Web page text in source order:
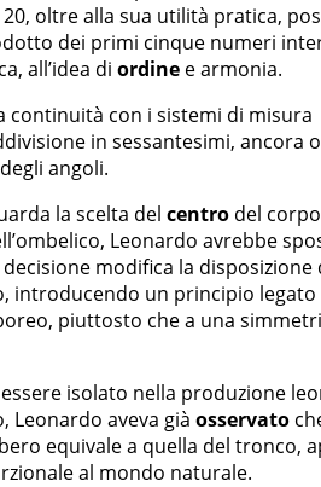
oltre alla sua utilità pratica,
dei primi cinque numeri
all’idea di ordine e armonia.
continuità con i sistemi di misura
in sessantesimi, ancora
angoli.
la scelta del centro del
Leonardo avrebbe
modifica la disposizione
introducendo un principio legato
piuttosto che a una
isolato nella produzione
Leonardo aveva già osservato
equivale a quella del tronco,
al mondo naturale.